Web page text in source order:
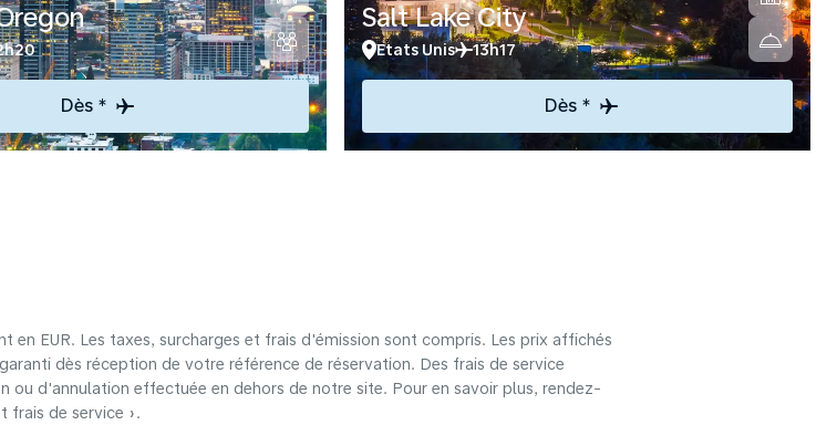
Dès *
Salt Lake City
Etats Unis 13h17
Dès *
EUR. Les taxes, surcharges et frais d'émission sont compris. Les prix affichés
dès réception de votre référence de réservation. Des frais de service
d'annulation effectuée en dehors de notre site. Pour en savoir plus, rendez-
frais de service ».